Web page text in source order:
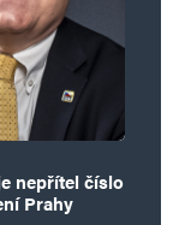
nepřítel číslo
Prahy